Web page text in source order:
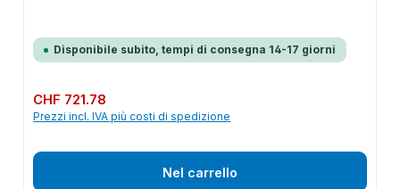
Disponibile subito, tempi di consegna 14-17 giorni
Prezzo normale:
CHF 721.78
Prezzi incl. IVA più costi di spedizione
Nel carrello